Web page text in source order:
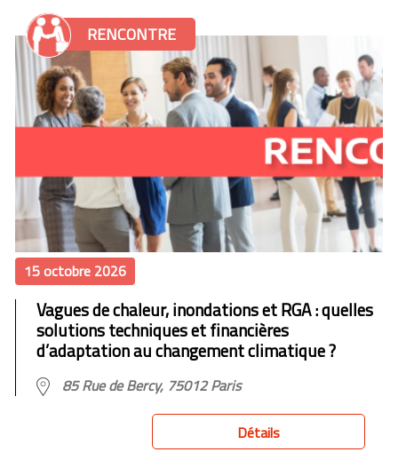
RENCONTRE
15 octobre 2026
Vagues de chaleur, inondations et RGA : quelles
solutions techniques et financières
d’adaptation au changement climatique ?
85 Rue de Bercy, 75012 Paris
Détails